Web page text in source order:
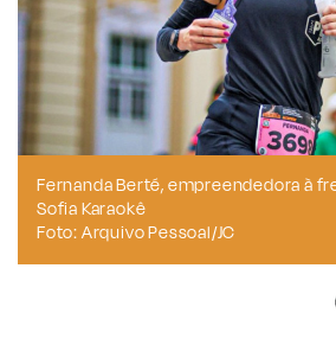
Fernanda Berté, empreendedora à
Sofia Karaokê
Foto: Arquivo Pessoal/JC